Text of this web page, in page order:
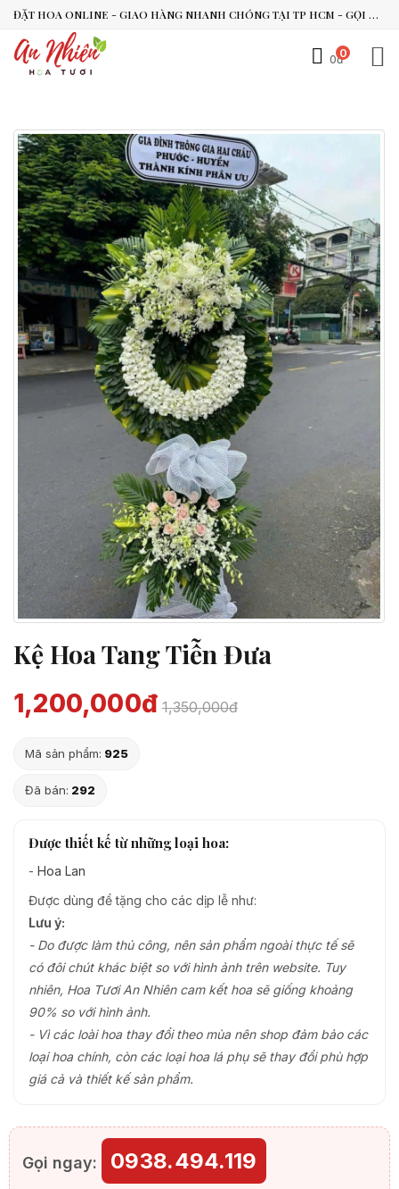
ĐẶT HOA ONLINE - GIAO HÀNG NHANH CHÓNG TẠI TP HCM - GỌI NGAY 0938.494.119 HOẶC 0899.492.909
0
0đ
Kệ Hoa Tang Tiễn Đưa
1,200,000đ 1,350,000đ
Mã sản phẩm: 925
Đã bán: 292
Được thiết kế từ những loại hoa:
- Hoa Lan
Được dùng để tặng cho các dịp lễ như:
Lưu ý:
- Do được làm thủ công, nên sản phẩm ngoài thực tế sẽ
có đôi chút khác biệt so với hình ảnh trên website. Tuy
nhiên, Hoa Tươi An Nhiên cam kết hoa sẽ giống khoảng
90% so với hình ảnh.
- Vì các loài hoa thay đổi theo mùa nên shop đảm bảo các
loại hoa chính, còn các loại hoa lá phụ sẽ thay đổi phù hợp
giá cả và thiết kế sản phẩm.
Gọi ngay: 0938.494.119
An Nhiên Flowers
Chào bạn, mình có thể hỗ trợ chọn hoa theo dịp nào?
Vừa xong
Bạn có thể để lại yêu cầu, mình sẽ phản hồi sớm.